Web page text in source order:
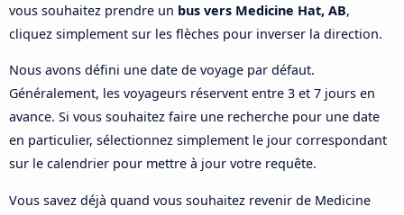
vous souhaitez prendre un bus vers Medicine Hat, AB,
cliquez simplement sur les flèches pour inverser la direction.
Nous avons défini une date de voyage par défaut.
Généralement, les voyageurs réservent entre 3 et 7 jours en
avance. Si vous souhaitez faire une recherche pour une date
en particulier, sélectionnez simplement le jour correspondant
sur le calendrier pour mettre à jour votre requête.
Vous savez déjà quand vous souhaitez revenir de Medicine